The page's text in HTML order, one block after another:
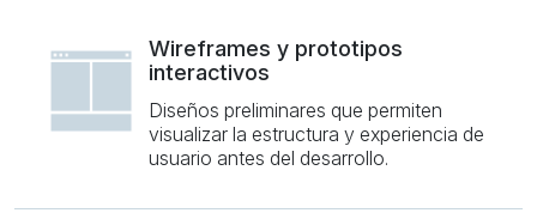
Wireframes y prototipos
interactivos
Diseños preliminares que permiten
visualizar la estructura y experiencia de
usuario antes del desarrollo.